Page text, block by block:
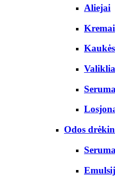
Aliejai
Kremai
Kaukės
Odos